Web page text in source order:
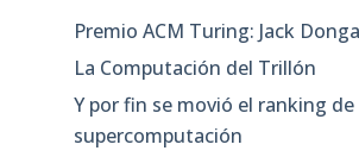
Premio ACM Turing: Jack
La Computación del Trillón
Y por fin se movió el ranking de
supercomputación